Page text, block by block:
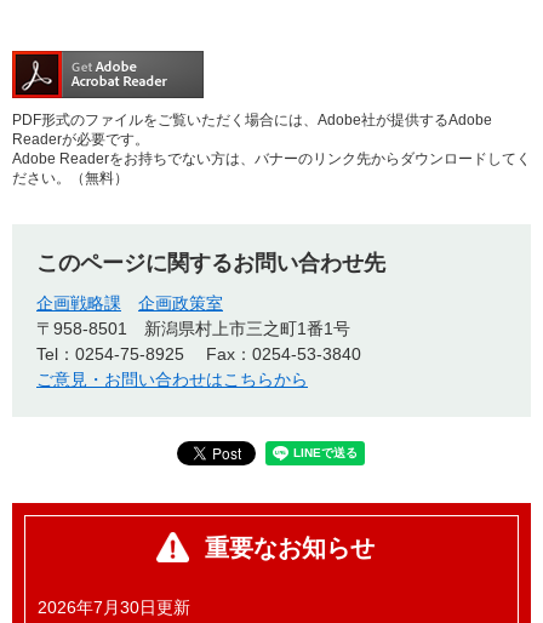
PDF形式のファイルをご覧いただく場合には、Adobe社が提供するAdobe
Readerが必要です。
Adobe Readerをお持ちでない方は、バナーのリンク先からダウンロードしてく
ださい。（無料）
このページに関するお問い合わせ先
企画戦略課
企画政策室
〒958-8501
新潟県村上市三之町1番1号
Tel：0254-75-8925
Fax：0254-53-3840
ご意見・お問い合わせはこちらから
重要なお知らせ
2026年7月30日更新